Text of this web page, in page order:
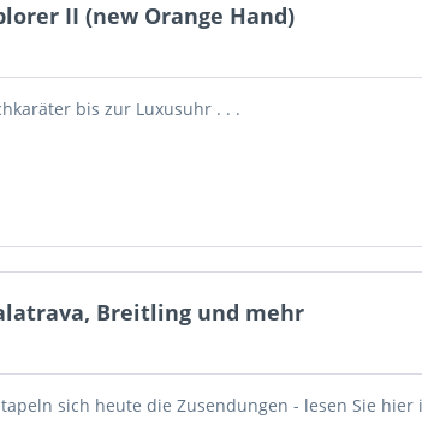
II (new Orange Hand)
bis zur Luxusuhr . . .
Breitling und mehr
sich heute die Zusendungen - lesen Sie hier